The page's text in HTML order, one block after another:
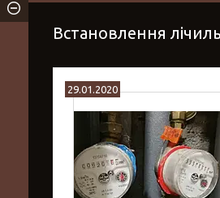
Встановлення
29.01.2020